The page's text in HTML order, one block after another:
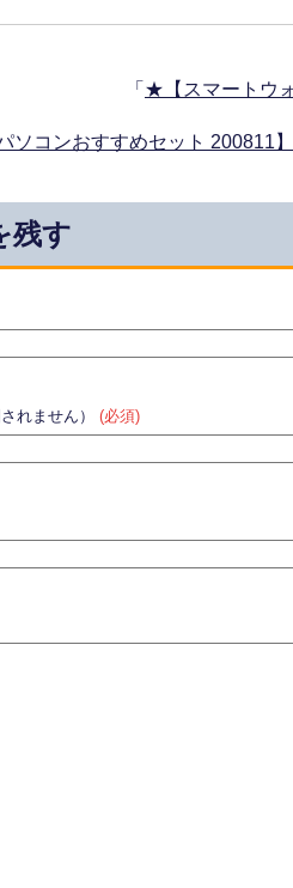
「 ★【スマートウ
ソコンおすすめセット 200811
残す
れません） (必須)